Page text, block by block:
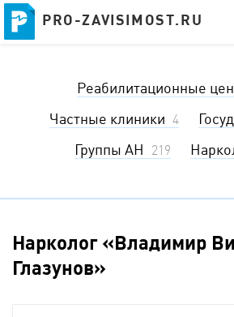
PRO-
PRO-ZAVISIMOST.RU
Реабилитационные
Частные клиники 4
Группы АН 219
Нарколог «Владимир
Глазунов»